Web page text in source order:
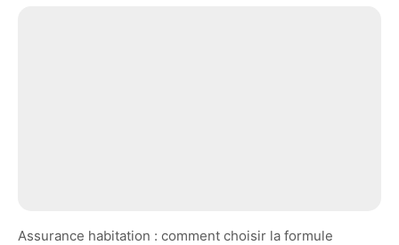
Assurance habitation : comment choisir la formule